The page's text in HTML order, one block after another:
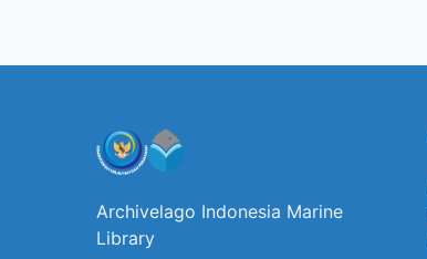
Archivelago Indonesia Marine
Library